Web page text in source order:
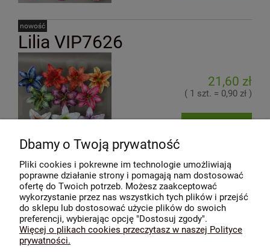
Lilia VIP7626
21,60 zł
( 1 szt. = 0,90 zł )
do koszyka
nowość
« 1 2 3 »
Moje konto
Dbamy o Twoją prywatność
Pliki cookies i pokrewne im technologie umożliwiają
poprawne działanie strony i pomagają nam dostosować
ofertę do Twoich potrzeb. Możesz zaakceptować
wykorzystanie przez nas wszystkich tych plików i przejść
do sklepu lub dostosować użycie plików do swoich
preferencji, wybierając opcję "Dostosuj zgody".
Więcej o plikach cookies przeczytasz w naszej Polityce
prywatności.